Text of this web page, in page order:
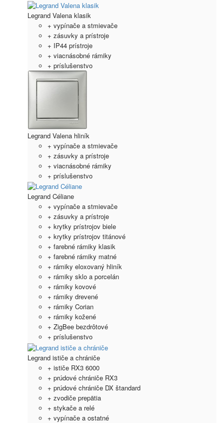
Legrand Valena klasik
+ vypínače a stmievače
+ zásuvky a prístroje
+ IP44 prístroje
+ viacnásobné rámiky
+ príslušenstvo
Legrand Valena hliník
+ vypínače a stmievače
+ zásuvky a prístroje
+ viacnásobné rámiky
+ príslušenstvo
Legrand Céliane
+ vypínače a stmievače
+ zásuvky a prístroje
+ krytky prístrojov biele
+ krytky prístrojov titánové
+ farebné rámiky klasik
+ farebné rámiky matné
+ rámiky eloxovaný hliník
+ rámiky sklo a porcelán
+ rámiky kovové
+ rámiky drevené
+ rámiky Corian
+ rámiky kožené
+ ZigBee bezdrôtové
+ príslušenstvo
Legrand ističe a chrániče
+ ističe RX3 6000
+ prúdové chrániče RX3
+ prúdové chrániče DX štandard
+ zvodiče prepätia
+ stykače a relé
+ vypínače a ostatné